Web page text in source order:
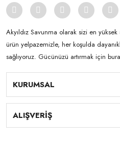
Akyıldız Savunma olarak sizi en
ürün yelpazemizle, her koşulda
sağlıyoruz. Gücünüzü artırmak için
KURUMSAL
ALIŞVERİŞ